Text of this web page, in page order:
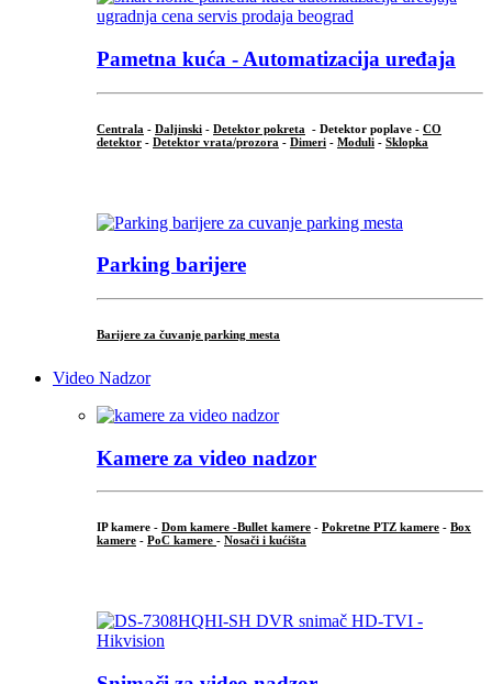
Pametna kuća - Automatizacija uređaja
Centrala - Daljinski - Detektor pokreta - Detektor poplave - CO
detektor - Detektor vrata/prozora - Dimeri - Moduli - Sklopka
Parking barijere
Barijere za čuvanje parking mesta
Video Nadzor
Kamere za video nadzor
IP kamere - Dom kamere -Bullet kamere - Pokretne PTZ kamere - Box
kamere - PoC kamere - Nosači i kućišta